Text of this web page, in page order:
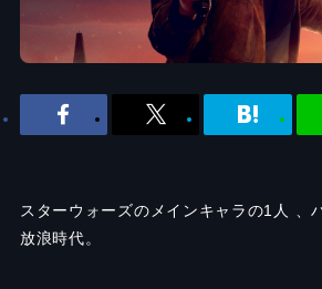
スターウォーズのメインキャラの1人 、
放浪時代。